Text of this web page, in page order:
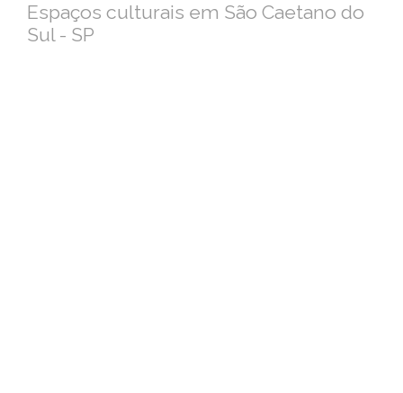
Espaços culturais em São Caetano do
Sul - SP